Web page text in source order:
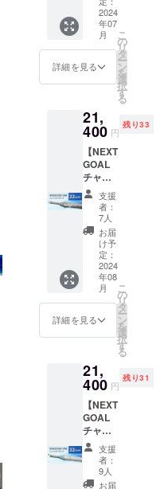
ル傘の進化
を求め続け
ます。
ECOOL
日傘
（コン
パクト
タイ
プ）」
白×ピン
宇宙に
逃がす
日傘
「SPAC
ECOOL
日傘
（コン
パクト
タイ
プ）」
白×ピン
クを1本
お送り
しま
す。
［一般
販売予
25%OF
F］ 生
産国：
日本 形
態：手
開き長
傘 重
さ：約
383ｇ
中棒：
2024
年07
月
詳細を見る
こ
の
リ
タ
ー
ン
を
選
択
す
る
21,
400 円
残り33
【NEXT
GOAL
チャレ
ンジ割
22%OF
21,400
円（税
込、送
料込）
「SPAC
ECOOL
日傘
（コン
パクト
タイ
シル
バー
【ネク
スト
ゴール
1000万
円目標
達成に
向けて
新たに
支援
者：
7人
お届
け予
定：
2024
年08
月
詳細を見る
こ
の
リ
タ
ー
ン
を
選
択
す
る
21,
400 円
残り31
【NEXT
GOAL
チャレ
ンジ割
22%OF
21,400
支援
者：
9人
お届